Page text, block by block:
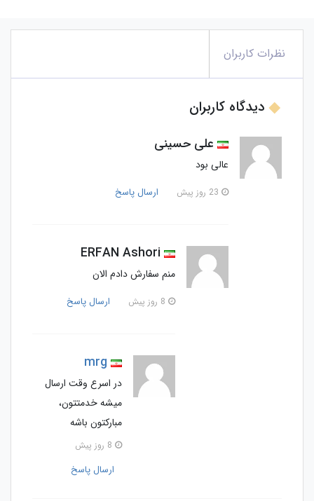
نظرات کاربران
دیدگاه کاربران
علی حسینی
عالی بود
ارسال پاسخ
ERFAN Ashori
منم سفارش دادم الان
ارسال پاسخ
mrg
در اسرع وقت ارسال
میشه خدمتتون،
مبارکتون باشه
ارسال پاسخ